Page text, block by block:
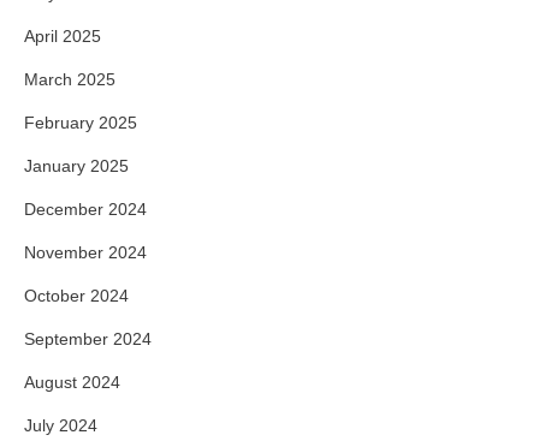
April 2025
March 2025
February 2025
January 2025
December 2024
November 2024
October 2024
September 2024
August 2024
July 2024